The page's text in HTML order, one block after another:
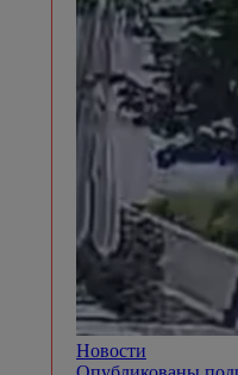
Новости